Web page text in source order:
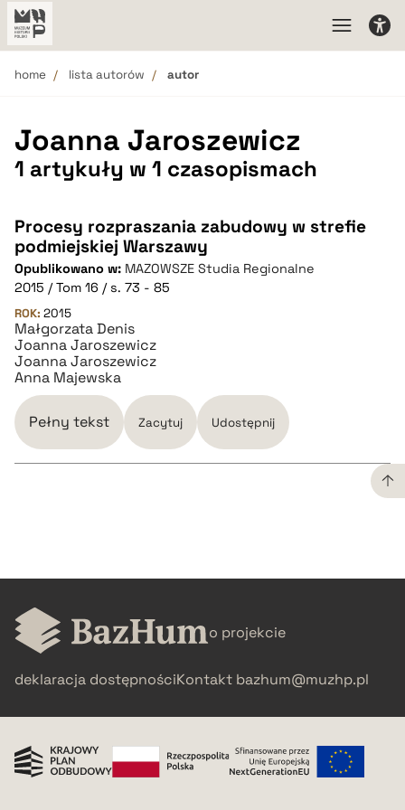
home lista autorów autor
Joanna Jaroszewicz
1 artykuły w 1 czasopismach
Procesy rozpraszania zabudowy w strefie
podmiejskiej Warszawy
Opublikowano w: MAZOWSZE Studia Regionalne
2015 / Tom 16 / s. 73 - 85
ROK: 2015
Małgorzata Denis
Joanna Jaroszewicz
Joanna Jaroszewicz
Anna Majewska
Pełny tekst Zacytuj Udostępnij
BIBTEX
pobierz cytat
o projekcie
deklaracja dostępnościKontakt bazhum@muzhp.pl